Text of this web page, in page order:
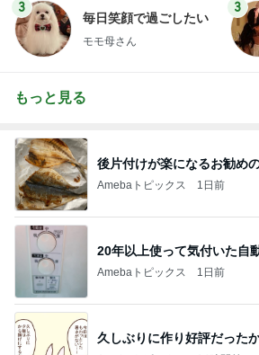
3
毎日笑顔で過ごしたい
モモ母さん
3
もっと見る
後片付けが楽になるお勧め
Amebaトピックス 1日前
20年以上使って気付いた自
Amebaトピックス 1日前
久しぶりに作り好評だった